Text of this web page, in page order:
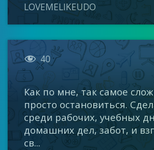
LOVEMELIKEUDO
 40
Как по мне, так самое
просто остановиться.
среди рабочих, учебных
домашних дел, забот, и
св...